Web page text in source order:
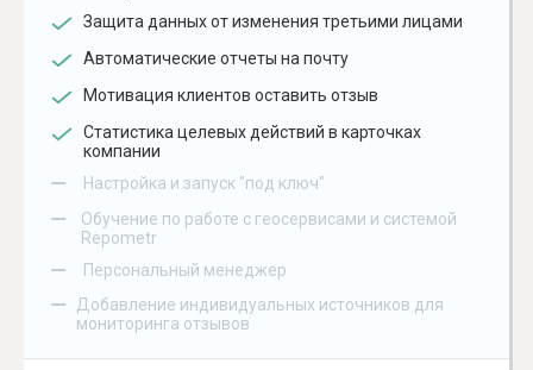
Защита данных от изменения третьими лицами
Автоматические отчеты на почту
Мотивация клиентов оставить отзыв
Статистика целевых действий в карточках
компании
– Настройка и запуск "под ключ"
–
Обучение по работе с геосервисами и системой
Repometr
– Персональный менеджер
–
Добавление индивидуальных источников для
мониторинга отзывов